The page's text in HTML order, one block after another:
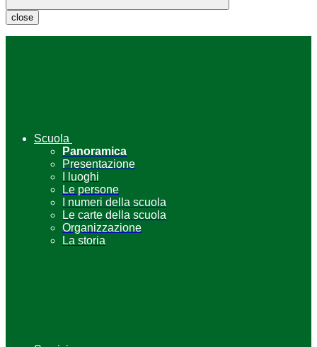
close
Scuola
Panoramica
Presentazione
I luoghi
Le persone
I numeri della scuola
Le carte della scuola
Organizzazione
La storia